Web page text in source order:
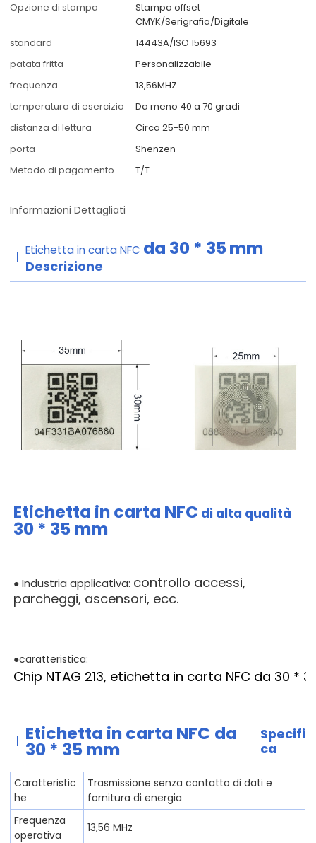
Opzione di stampa
Stampa offset
CMYK/Serigrafia/Digitale
standard
14443A/ISO 15693
patata fritta
Personalizzabile
frequenza
13,56MHZ
temperatura di esercizio
Da meno 40 a 70 gradi
distanza di lettura
Circa 25-50 mm
porta
Shenzen
Metodo di pagamento
T/T
Informazioni Dettagliati
Etichetta in carta NFC da 30 * 35mm
Descrizione
Etichetta in carta NFC di alta qualità
30 * 35 mm
●Industria applicativa: controllo accessi,
parcheggi, ascensori, ecc.
●caratteristica:
Chip NTAG 213, etichetta in carta NFC da 30
Etichetta in carta NFC da
30 * 35 mm
Specifi
ca
Caratteristic
he
Trasmissione senza contatto di dati e
fornitura di energia
Frequenza
operativa
13,56 MHz